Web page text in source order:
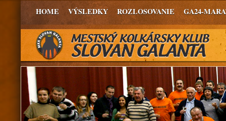
HOME VÝSLEDKY ROZLOSOVANIE GA24-